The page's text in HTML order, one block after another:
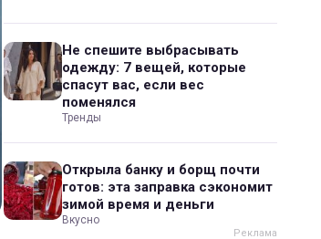
Не спешите выбрасывать
одежду: 7 вещей, которые
спасут вас, если вес
поменялся
Тренды
Открыла банку и борщ почти
готов: эта заправка сэкономит
зимой время и деньги
Вкусно